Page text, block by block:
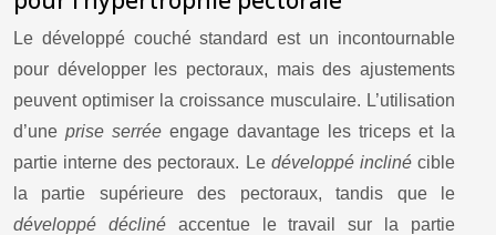
Le développé couché standard est un incontournable
pour développer les pectoraux, mais des ajustements
peuvent optimiser la croissance musculaire. L’utilisation
d’une prise serrée engage davantage les triceps et la
partie interne des pectoraux. Le développé inclinécible
la partie supérieure des pectoraux, tandis que le
développé décliné accentue le travail sur la partie